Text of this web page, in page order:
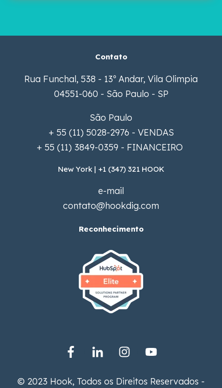
Contato
Rua Funchal, 538 - 13º Andar, Vila Olimpia
04551-060 - São Paulo - SP
São Paulo
+ 55 (11) 5028-2976 - VENDAS
+ 55 (11) 3849-0359 - FINANCEIRO
New York | +1 (347) 321 HOOK
e-mail
contato@hookdig.com
Reconhecimento
© 2023 Hook, Todos os Direitos Reservados -